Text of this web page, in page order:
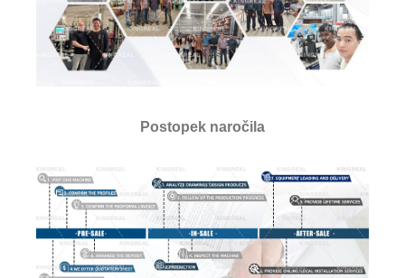
Postopek naročila